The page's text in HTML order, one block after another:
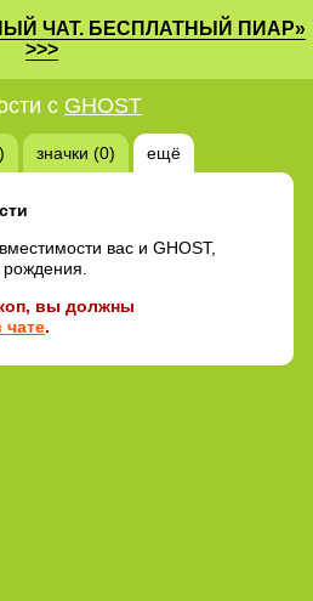
ЧАТ. БЕСПЛАТНЫЙ ПИАР»
>>>
с GHOST
значки (0) ещё
вас и GHOST,
вы должны
чате.